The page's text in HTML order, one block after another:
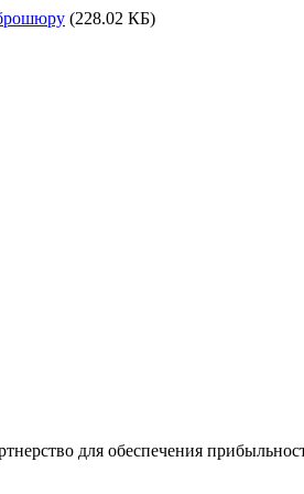
(228.02 КБ)
для обеспечения